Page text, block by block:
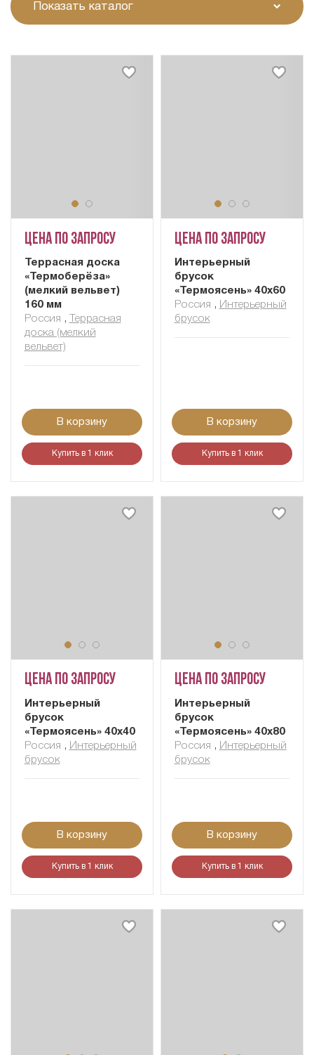
Показать каталог
Цена по запросу
Террасная доска
«Термоберёза»
(мелкий вельвет)
160 мм
Россия ,
Террасная
доска (мелкий
вельвет)
В корзину
Купить в 1 клик
Цена по запросу
Интерьерный
брусок
«Термоясень» 40х60
Россия , Интерьерный
брусок
В корзину
Купить в 1 клик
Цена по запросу
Интерьерный
брусок
«Термоясень» 40х40
Россия , Интерьерный
брусок
В корзину
Купить в 1 клик
Цена по запросу
Интерьерный
брусок
«Термоясень» 40х80
Россия , Интерьерный
брусок
В корзину
Купить в 1 клик